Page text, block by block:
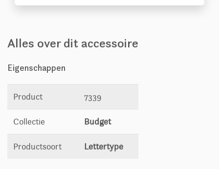
Alles over dit accessoire
Eigenschappen
Product 7339
Collectie Budget
Productsoort Lettertype